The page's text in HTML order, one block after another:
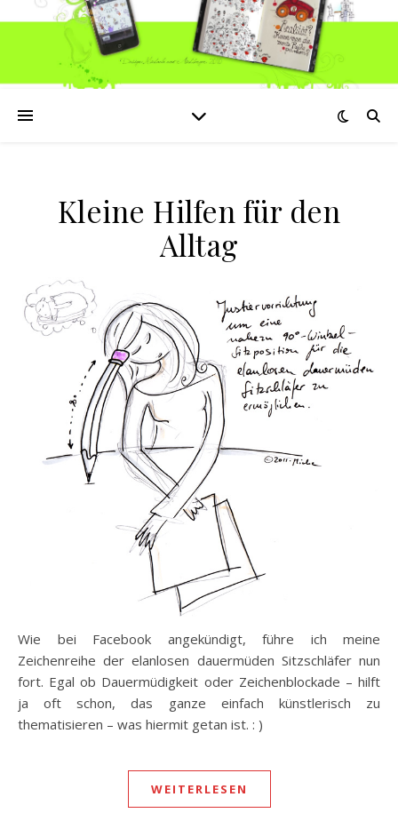
Kleine Hilfen für den
Alltag
Wie bei Facebook angekündigt, führe ich meine
Zeichenreihe der elanlosen dauermüden Sitzschläfer nun
fort. Egal ob Dauermüdigkeit oder Zeichenblockade – hilft
ja oft schon, das ganze einfach künstlerisch zu
thematisieren – was hiermit getan ist. : )
WEITERLESEN